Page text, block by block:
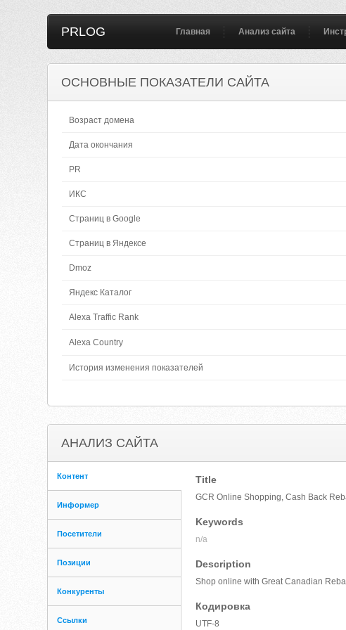
PRLOG Главная Анализ сайта
ОСНОВНЫЕ ПОКАЗАТЕЛИ САЙТА
Возраст домена
Дата окончания
PR
ИКС
Страниц в Google
Страниц в Яндексе
Dmoz
Яндекс Каталог
Alexa Traffic Rank
Alexa Country
История изменения показателей
АНАЛИЗ САЙТА
Контент
Информер
Посетители
Позиции
Конкуренты
Ссылки
Title
GCR Online Shopping, Cash Back
Keywords
n/a
Description
Shop online with Great Canadian
Кодировка
UTF-8